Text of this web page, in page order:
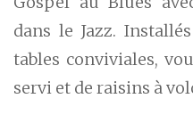
dans le Jazz.
tables conviviales,
servi et de raisins à